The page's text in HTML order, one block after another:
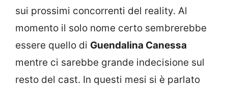
sui prossimi concorrenti del reality. Al
momento il solo nome certo sembrerebbe
essere quello di Guendalina Canessa
mentre ci sarebbe grande indecisione sul
resto del cast. In questi mesi si è parlato